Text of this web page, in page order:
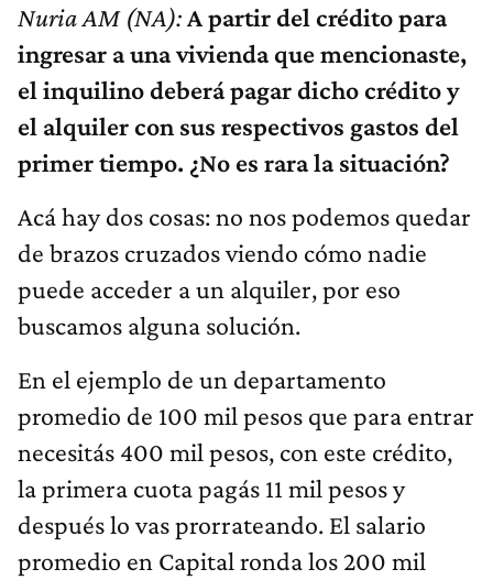
Nuria AM (NA):A partir del crédito para
ingresar a una vivienda que mencionaste,
el inquilino deberá pagar dicho crédito y
el alquiler con sus respectivos gastos del
primer tiempo. ¿No es rara la situación?
Acá hay dos cosas: no nos podemos quedar
de brazos cruzados viendo cómo nadie
puede acceder a un alquiler, por eso
buscamos alguna solución.
En el ejemplo de un departamento
promedio de 100 mil pesos que para entrar
necesitás 400 mil pesos, con este crédito,
la primera cuota pagás 11 mil pesos y
después lo vas prorrateando. El salario
promedio en Capital ronda los 200 mil